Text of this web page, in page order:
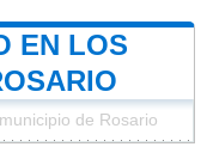
EN LOS
de Rosario